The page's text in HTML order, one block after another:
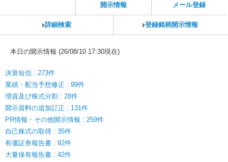
開示情報
メール登録
詳細検索 登録銘柄開示情報
本日の開示情報 (26/08/10 17:30現在)
決算短信 : 273件
業績・配当予想修正 : 99件
増資及び株式分割 : 28件
開示資料の追加訂正 : 131件
PR情報・その他開示情報 : 259件
自己株式の取得 : 35件
有価証券報告書 : 92件
大量保有報告書 : 42件